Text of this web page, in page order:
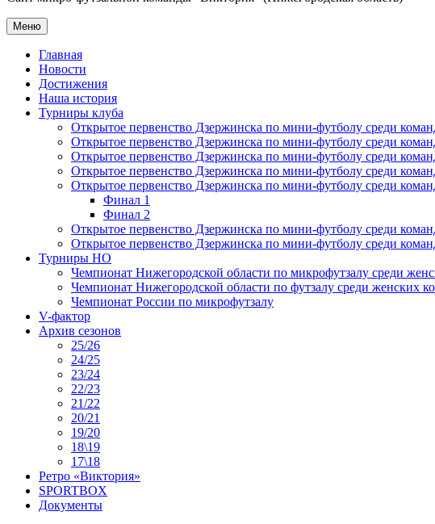
Меню
Главная
Новости
Достижения
Наша история
Турниры клуба
Открытое первенство Дзержинска по мини-футболу среди
Открытое первенство Дзержинска по мини-футболу среди
Открытое первенство Дзержинска по мини-футболу среди
Открытое первенство Дзержинска по мини-футболу среди
Открытое первенство Дзержинска по мини-футболу среди
Финал 1
Финал 2
Открытое первенство Дзержинска по мини-футболу среди
Открытое первенство Дзержинска по мини-футболу среди
Турниры НО
Чемпионат Нижегородской области по микрофутзалу среди
Чемпионат Нижегородской области по футзалу среди женских
Чемпионат России по микрофутзалу
V-фактор
Архив сезонов
25/26
24/25
23/24
22/23
21/22
20/21
19/20
18\19
17\18
Ретро «Виктория»
SPORTBOX
Документы